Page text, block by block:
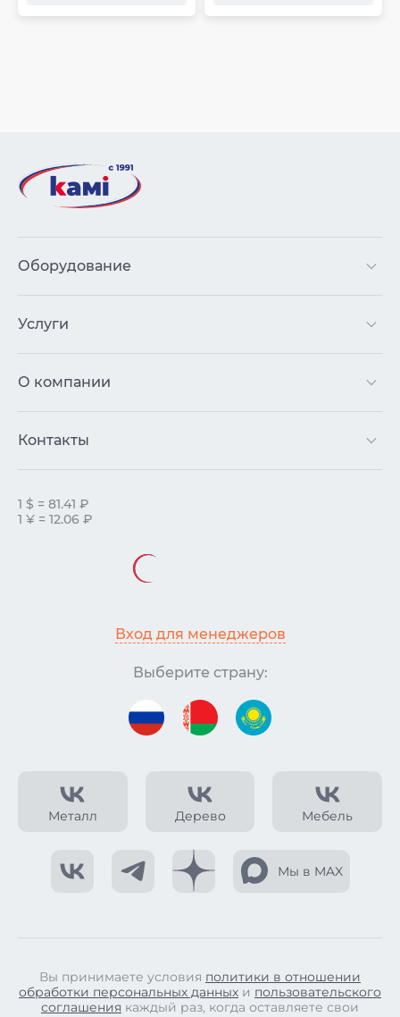
Металл Дерево Мебель
Мы в MAX
Оборудование
Услуги
О компании
Контакты
1 $ = 81.41 ₽
1 ¥ = 12.06 ₽
Вход для менеджеров
Выберите страну:
Вы принимаете условия политики в отношении
обработки персональных данных и пользовательского
соглашения каждый раз, когда оставляете свои